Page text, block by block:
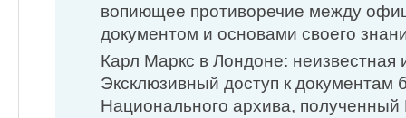
вопиющее противоречие между
документом и основами своего
Карл Маркс в Лондоне: неизвестная
Эксклюзивный доступ к документам
Национального архива, полученный